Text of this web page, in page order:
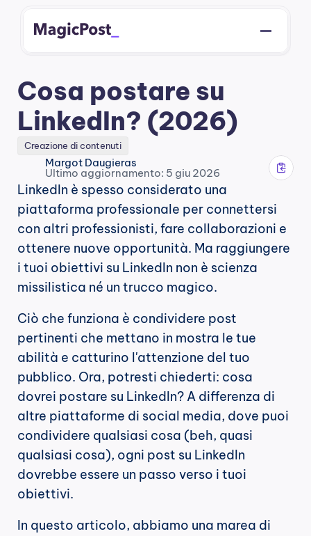
Cosa postare su
LinkedIn? (2026)
Creazione di contenuti
Margot Daugieras
Ultimo aggiornamento: 5 giu 2026
LinkedIn è spesso considerato una
piattaforma professionale per connettersi
con altri professionisti, fare collaborazioni e
ottenere nuove opportunità. Ma raggiungere
i tuoi obiettivi su LinkedIn non è scienza
missilistica né un trucco magico.
Ciò che funziona è condividere post
pertinenti che mettano in mostra le tue
abilità e catturino l'attenzione del tuo
pubblico. Ora, potresti chiederti: cosa
dovrei postare su LinkedIn? A differenza di
altre piattaforme di social media, dove puoi
condividere qualsiasi cosa (beh, quasi
qualsiasi cosa), ogni post su LinkedIn
dovrebbe essere un passo verso i tuoi
obiettivi.
In questo articolo, abbiamo una marea di